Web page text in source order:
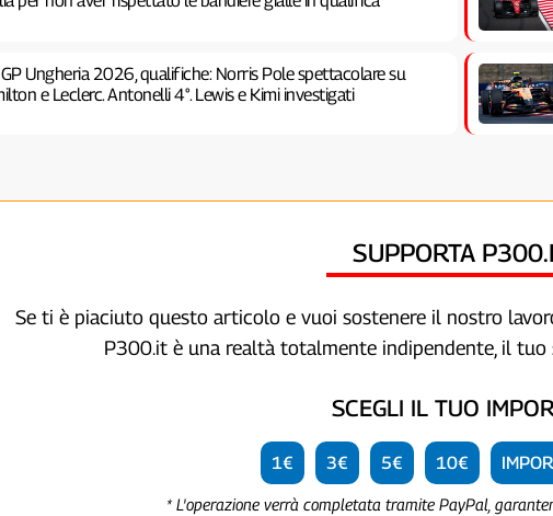
Ungheria 2026, qualifiche: Norris Pole spettacolare su
e Leclerc. Antonelli 4°. Lewis e Kimi investigati
SUPPORTA
Se ti è piaciuto questo articolo e vuoi sostenere il nostro
P300.it è una realtà totalmente indipendente, il
SCEGLI IL TUO
1€ 3€ 5€ 10€
* L'operazione verrà completata tramite PayPal,